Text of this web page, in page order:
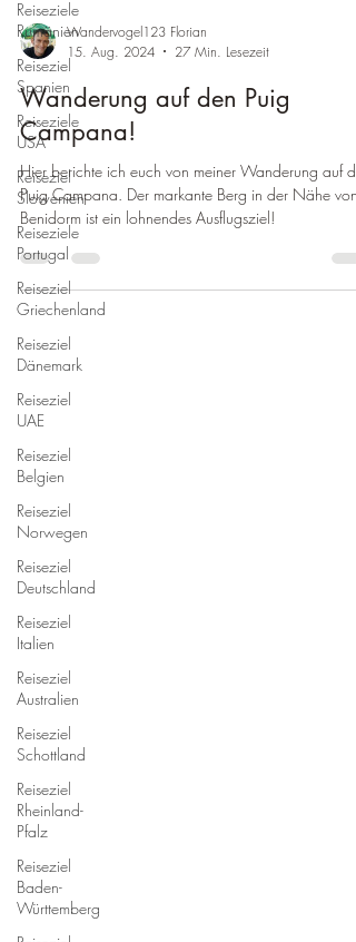
Reiseziele
Rumänien
Reiseziel
Spanien
Reiseziele
USA
Reiseziel
Slowenien
Reiseziele
Portugal
Reiseziel
Griechenland
Reiseziel
Dänemark
Reiseziel
UAE
Reiseziel
Belgien
Reiseziel
Norwegen
Reiseziel
Deutschland
Reiseziel
Italien
Reiseziel
Australien
Reiseziel
Schottland
Reiseziel
Rheinland-
Pfalz
Reiseziel
Baden-
Württemberg
Wandervogel123 Florian
15. Aug. 2024
27 Min. Lesezeit
Wanderung auf den Puig
Campana!
Hier berichte ich euch von meiner Wanderung auf
Puig Campana. Der markante Berg in der Nähe von
Benidorm ist ein lohnendes Ausflugsziel!